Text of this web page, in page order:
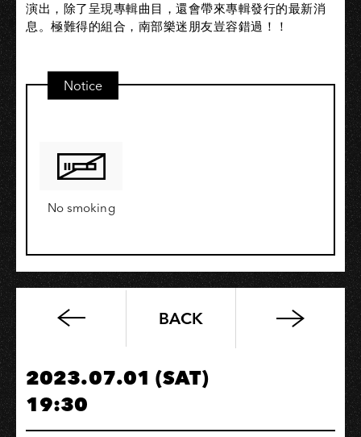
演出，除了呈現專輯曲目，還會帶來專輯發行的最新消
息。極難得的組合，南部樂迷朋友豈容錯過！！
Notice
No smoking
爵
週
年
特
企
BACK
2023.07.01 (SAT)
19:30